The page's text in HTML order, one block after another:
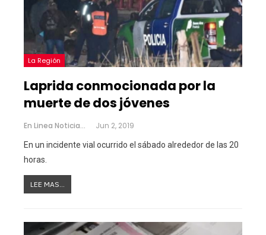
La Región
Laprida conmocionada por la
muerte de dos jóvenes
En Linea Noticias Jun 2, 2019
En un incidente vial ocurrido el sábado alrededor de las 20
horas.
LEE MAS...